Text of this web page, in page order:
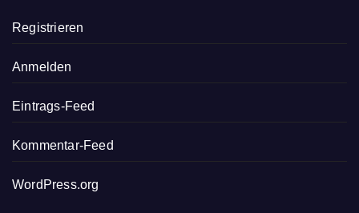
Registrieren
Anmelden
Eintrags-Feed
Kommentar-Feed
WordPress.org